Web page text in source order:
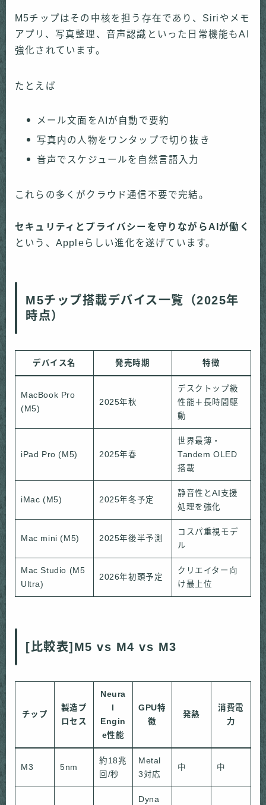
M5チップはその中核を担う存在であり、Siriやメモ
アプリ、写真整理、音声認識といった日常機能もAI
強化されています。
たとえば
メール文面をAIが自動で要約
写真内の人物をワンタップで切り抜き
音声でスケジュールを自然言語入力
これらの多くがクラウド通信不要で完結。
セキュリティとプライバシーを守りながらAIが働く
という、Appleらしい進化を遂げています。
M5チップ搭載デバイス一覧（2025年
時点）
デバイス名 発売時期 特徴
MacBook Pro
(M5)
2025年秋
デスクトップ級
性能＋長時間駆
動
iPad Pro (M5) 2025年春
世界最薄・
Tandem OLED
搭載
iMac (M5) 2025年冬予定
静音性とAI支援
処理を強化
Mac mini (M5) 2025年後半予測
コスパ重視モデ
ル
Mac Studio (M5
Ultra)
2026年初頭予定
クリエイター向
け最上位
[比較表]M5 vs M4 vs M3
チップ
製造プ
ロセス
Neura
Engin
e性能
GPU特
徴
発熱
消費電
力
M3 5nm
約18兆
回/秒
Metal
3対応
中 中
Dyna